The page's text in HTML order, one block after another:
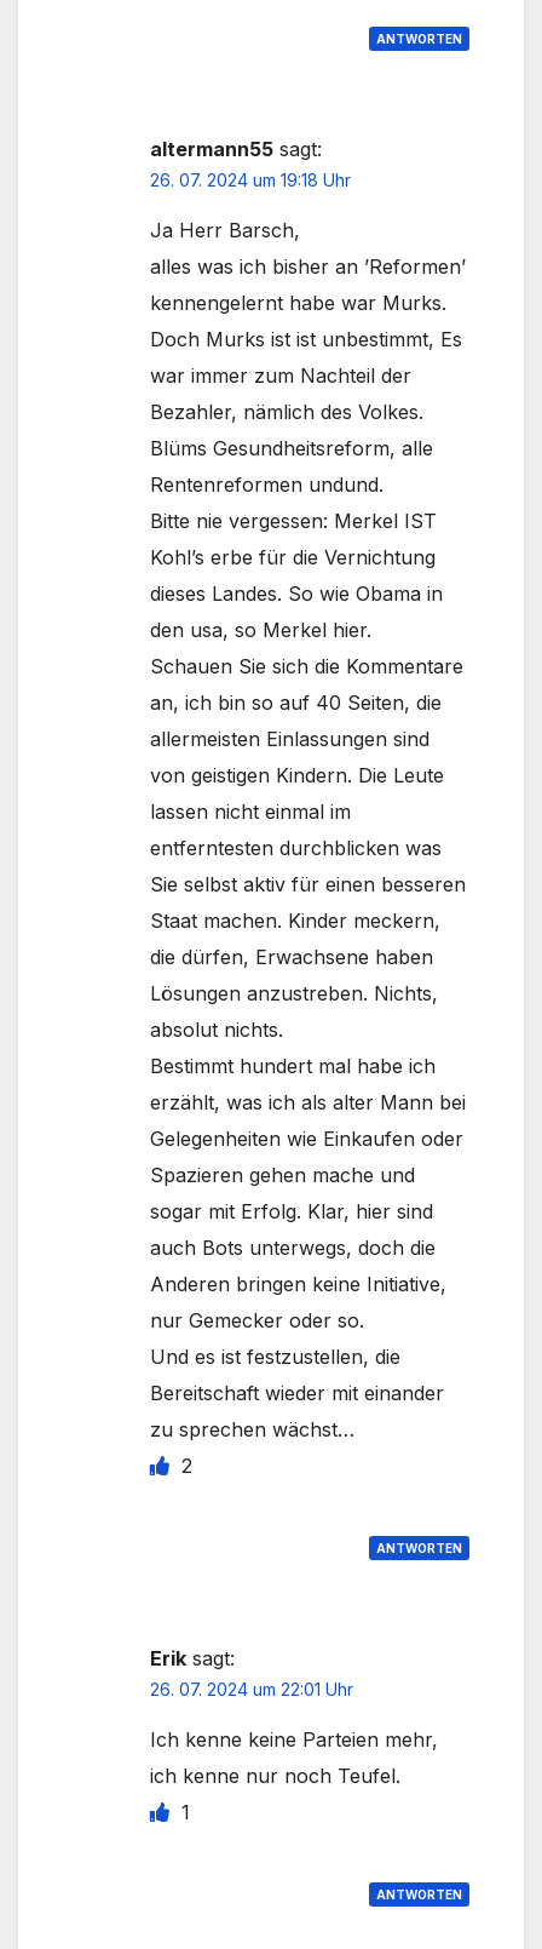
ANTWORTEN
altermann55 sagt:
26. 07. 2024 um 19:18 Uhr
Ja Herr Barsch,
alles was ich bisher an ’Reformen’
kennengelernt habe war Murks.
Doch Murks ist ist unbestimmt, Es
war immer zum Nachteil der
Bezahler, nämlich des Volkes.
Blüms Gesundheitsreform, alle
Rentenreformen undund.
Bitte nie vergessen: Merkel IST
Kohl’s erbe für die Vernichtung
dieses Landes. So wie Obama in
den usa, so Merkel hier.
Schauen Sie sich die Kommentare
an, ich bin so auf 40 Seiten, die
allermeisten Einlassungen sind
von geistigen Kindern. Die Leute
lassen nicht einmal im
entferntesten durchblicken was
Sie selbst aktiv für einen besseren
Staat machen. Kinder meckern,
die dürfen, Erwachsene haben
Lösungen anzustreben. Nichts,
absolut nichts.
Bestimmt hundert mal habe ich
erzählt, was ich als alter Mann bei
Gelegenheiten wie Einkaufen oder
Spazieren gehen mache und
sogar mit Erfolg. Klar, hier sind
auch Bots unterwegs, doch die
Anderen bringen keine Initiative,
nur Gemecker oder so.
Und es ist festzustellen, die
Bereitschaft wieder mit einander
zu sprechen wächst…
2
ANTWORTEN
Erik sagt:
26. 07. 2024 um 22:01 Uhr
Ich kenne keine Parteien mehr,
ich kenne nur noch Teufel.
1
ANTWORTEN